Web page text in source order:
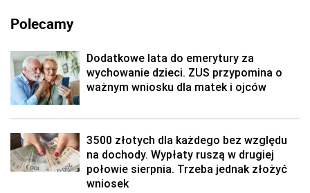
Polecamy
Dodatkowe lata do emerytury za
wychowanie dzieci. ZUS przypomina o
ważnym wniosku dla matek i ojców
3500 złotych dla każdego bez względu
na dochody. Wypłaty ruszą w drugiej
połowie sierpnia. Trzeba jednak złożyć
wniosek